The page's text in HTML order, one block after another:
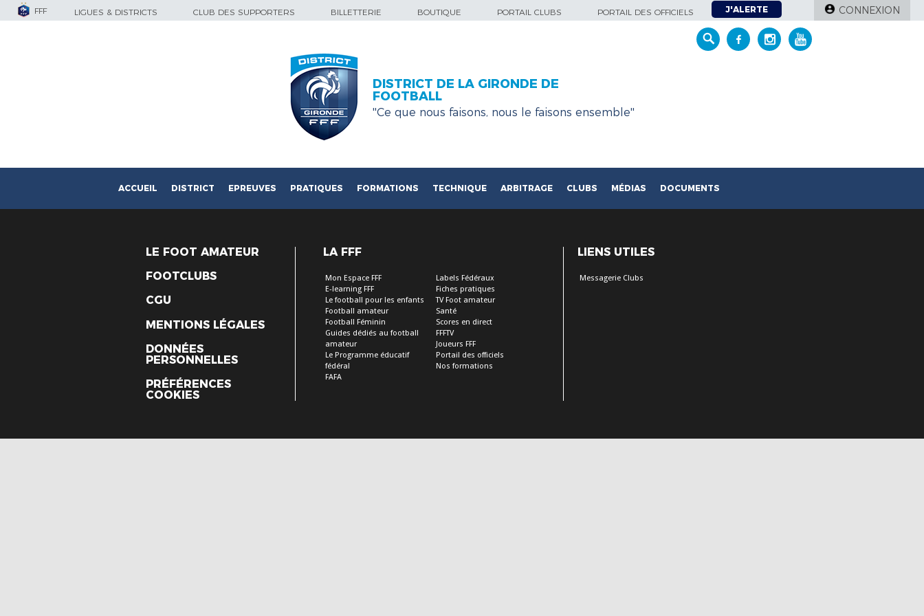
FFF LIGUES & DISTRICTS CLUB DES SUPPORTERS BILLETTERIE BOUTIQUE PORTAIL CLUBS PORTAIL DES OFFICIELS J'ALERTE CONNEXION
DISTRICT DE LA GIRONDE DE
FOOTBALL
''Ce que nous faisons, nous le faisons ensemble''
ACCUEIL DISTRICT EPREUVES PRATIQUES FORMATIONS TECHNIQUE ARBITRAGE CLUBS MÉDIAS DOCUMENTS
LE FOOT AMATEUR
FOOTCLUBS
CGU
MENTIONS LÉGALES
DONNÉES
PERSONNELLES
PRÉFÉRENCES
COOKIES
LA FFF
Mon Espace FFF
E-learning FFF
Le football pour les enfants
Football amateur
Football Féminin
Guides dédiés au football
amateur
Le Programme éducatif
fédéral
FAFA
Labels Fédéraux
Fiches pratiques
TV Foot amateur
Santé
Scores en direct
FFFTV
Joueurs FFF
Portail des officiels
Nos formations
LIENS UTILES
Messagerie Clubs